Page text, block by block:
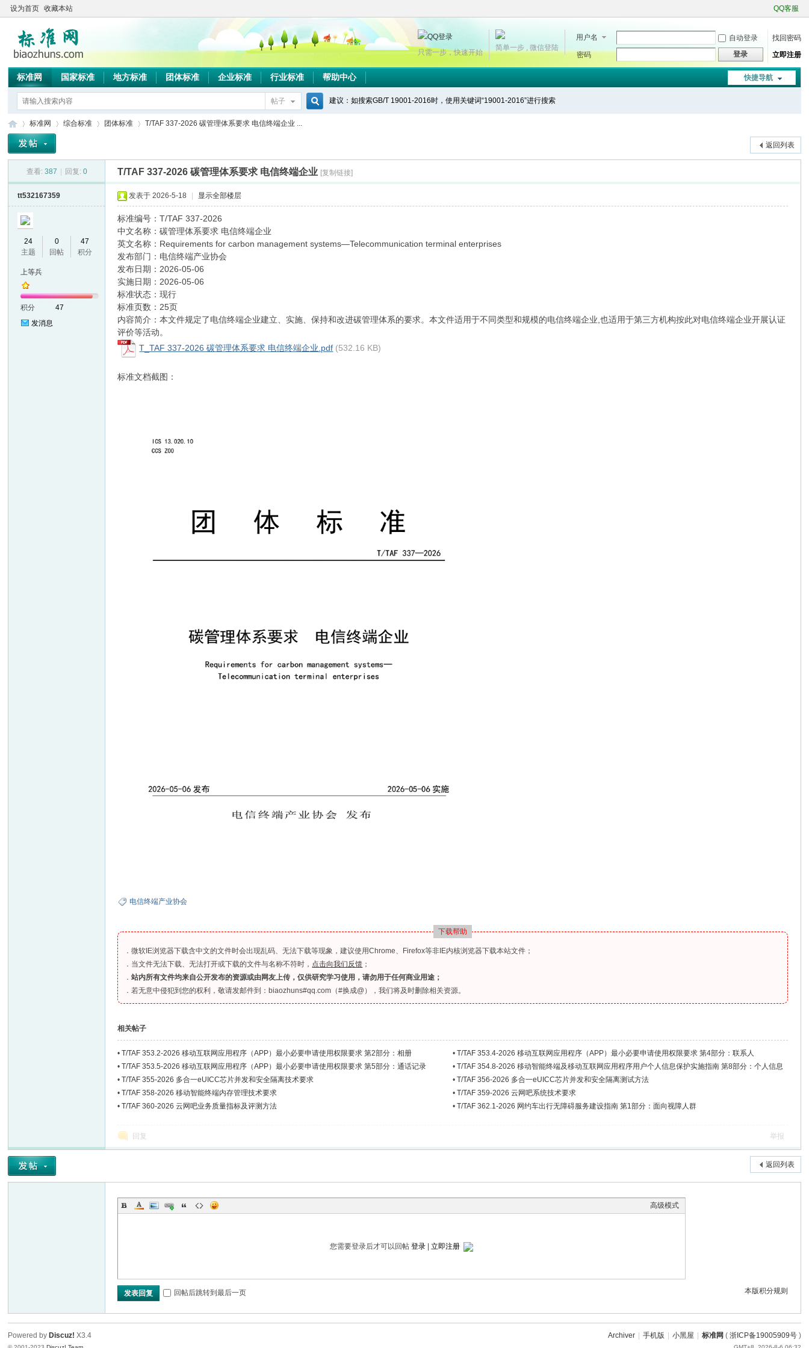
设为首页 收藏本站 QQ客服
用户名 自动登录
找回密码
密码
登录 立即注册
简单一步 , 微信登陆
只需一步，快速开始
快捷导航
标准网 国家标准 地方标准 团体标准 企业标准 行业标准 帮助中心
帖子
索
建议：如搜索GB/T 19001-2016时，使用关键词“19001-2016”进行搜索
标准网
›
综合标准 团体标准
›
T/TAF 337-2026 碳管理体系要求 电信终端企业 ...
返回列表
查看: 387 回复: 0 T/TAF 337-2026 碳管理体系要求 电信终端企业 [复制链接]
tt532167359
24
主题
0
回帖
47
积分
上等兵
积分
47
发消息
发表于 2026-5-18 显示全部楼层
标准编号：T/TAF 337-2026
中文名称：碳管理体系要求 电信终端企业
英文名称：Requirements for carbon management systems—Telecommunication terminal enterprises
发布部门：电信终端产业协会
发布日期：2026-05-06
实施日期：2026-05-06
标准状态：现行
标准页数：25页
内容简介：本文件规定了电信终端企业建立、实施、保持和改进碳管理体系的要求。本文件适用于不同类型和规模的电信终端企业,也适用于第三方机构按此对电信终端企业开展认证
评价等活动。
T_TAF 337-2026 碳管理体系要求 电信终端企业.pdf (532.16 KB)
标准文档截图：
电信终端产业协会
下载帮助
．微软IE浏览器下载含中文的文件时会出现乱码、无法下载等现象，建议使用Chrome、Firefox等非IE内核浏览器下载本站文件；
．当文件无法下载、无法打开或下载的文件与名称不符时， 点击向我们反馈 ；
．站内所有文件均来自公开发布的资源或由网友上传，仅供研究学习使用，请勿用于任何商业用途；
．若无意中侵犯到您的权利，敬请发邮件到：biaozhuns#qq.com（#换成@），我们将及时删除相关资源。
相关帖子
•T/TAF 353.2-2026 移动互联网应用程序（APP）最小必要申请使用权限要求 第2部分：相册 •T/TAF 353.4-2026 移动互联网应用程序（APP）最小必要申请使用权限要求 第4部分：联系人
•T/TAF 353.5-2026 移动互联网应用程序（APP）最小必要申请使用权限要求 第5部分：通话记录 •T/TAF 354.8-2026 移动智能终端及移动互联网应用程序用户个人信息保护实施指南 第8部分：个人信息
处理规则
•T/TAF 355-2026 多合一eUICC芯片并发和安全隔离技术要求 •T/TAF 356-2026 多合一eUICC芯片并发和安全隔离测试方法
•T/TAF 358-2026 移动智能终端内存管理技术要求 •T/TAF 359-2026 云网吧系统技术要求
•T/TAF 360-2026 云网吧业务质量指标及评测方法 •T/TAF 362.1-2026 网约车出行无障碍服务建设指南 第1部分：面向视障人群
回复 举报
返回列表
高级模式
您需要登录后才可以回帖登录 |立即注册
本版积分规则
发表回复 回帖后跳转到最后一页
Archiver 手机版 小黑屋 标准网 ( 浙ICP备19005909号)
Powered by Discuz! X3.4